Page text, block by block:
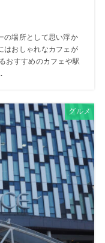
の場所として思い浮か
はおしゃれなカフェが
おすすめのカフェや駅
グルメ